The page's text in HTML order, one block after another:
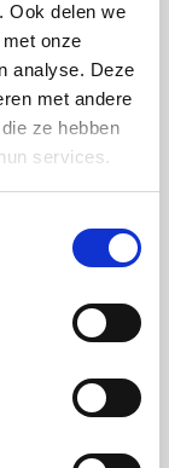
Ook delen we
onze
analyse. Deze
met andere
ze hebben
services.
Interhome
Lufthansa
DeubaXXL